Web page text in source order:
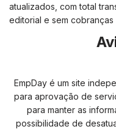
atualizados, com total
editorial e sem
EmpDay é um site
para aprovação de
para manter as
possibilidade de